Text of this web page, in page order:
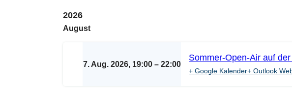
2026
August
7. Aug. 2026, 19:00 –22:00
Sommer-Open-Air auf
+ Google Kalender+ Outlook